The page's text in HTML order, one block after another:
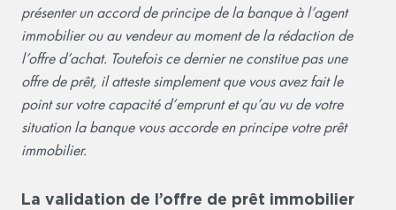
présenter un accord de principe de la banque à l’agent
immobilier ou au vendeur au moment de la rédaction de
l’offre d’achat. Toutefois ce dernier ne constitue pas une
offre de prêt, il atteste simplement que vous avez fait le
point sur votre capacité d’emprunt et qu’au vu de votre
situation la banque vous accorde en principe votre prêt
immobilier.
La validation de l’offre de prêt immobilier